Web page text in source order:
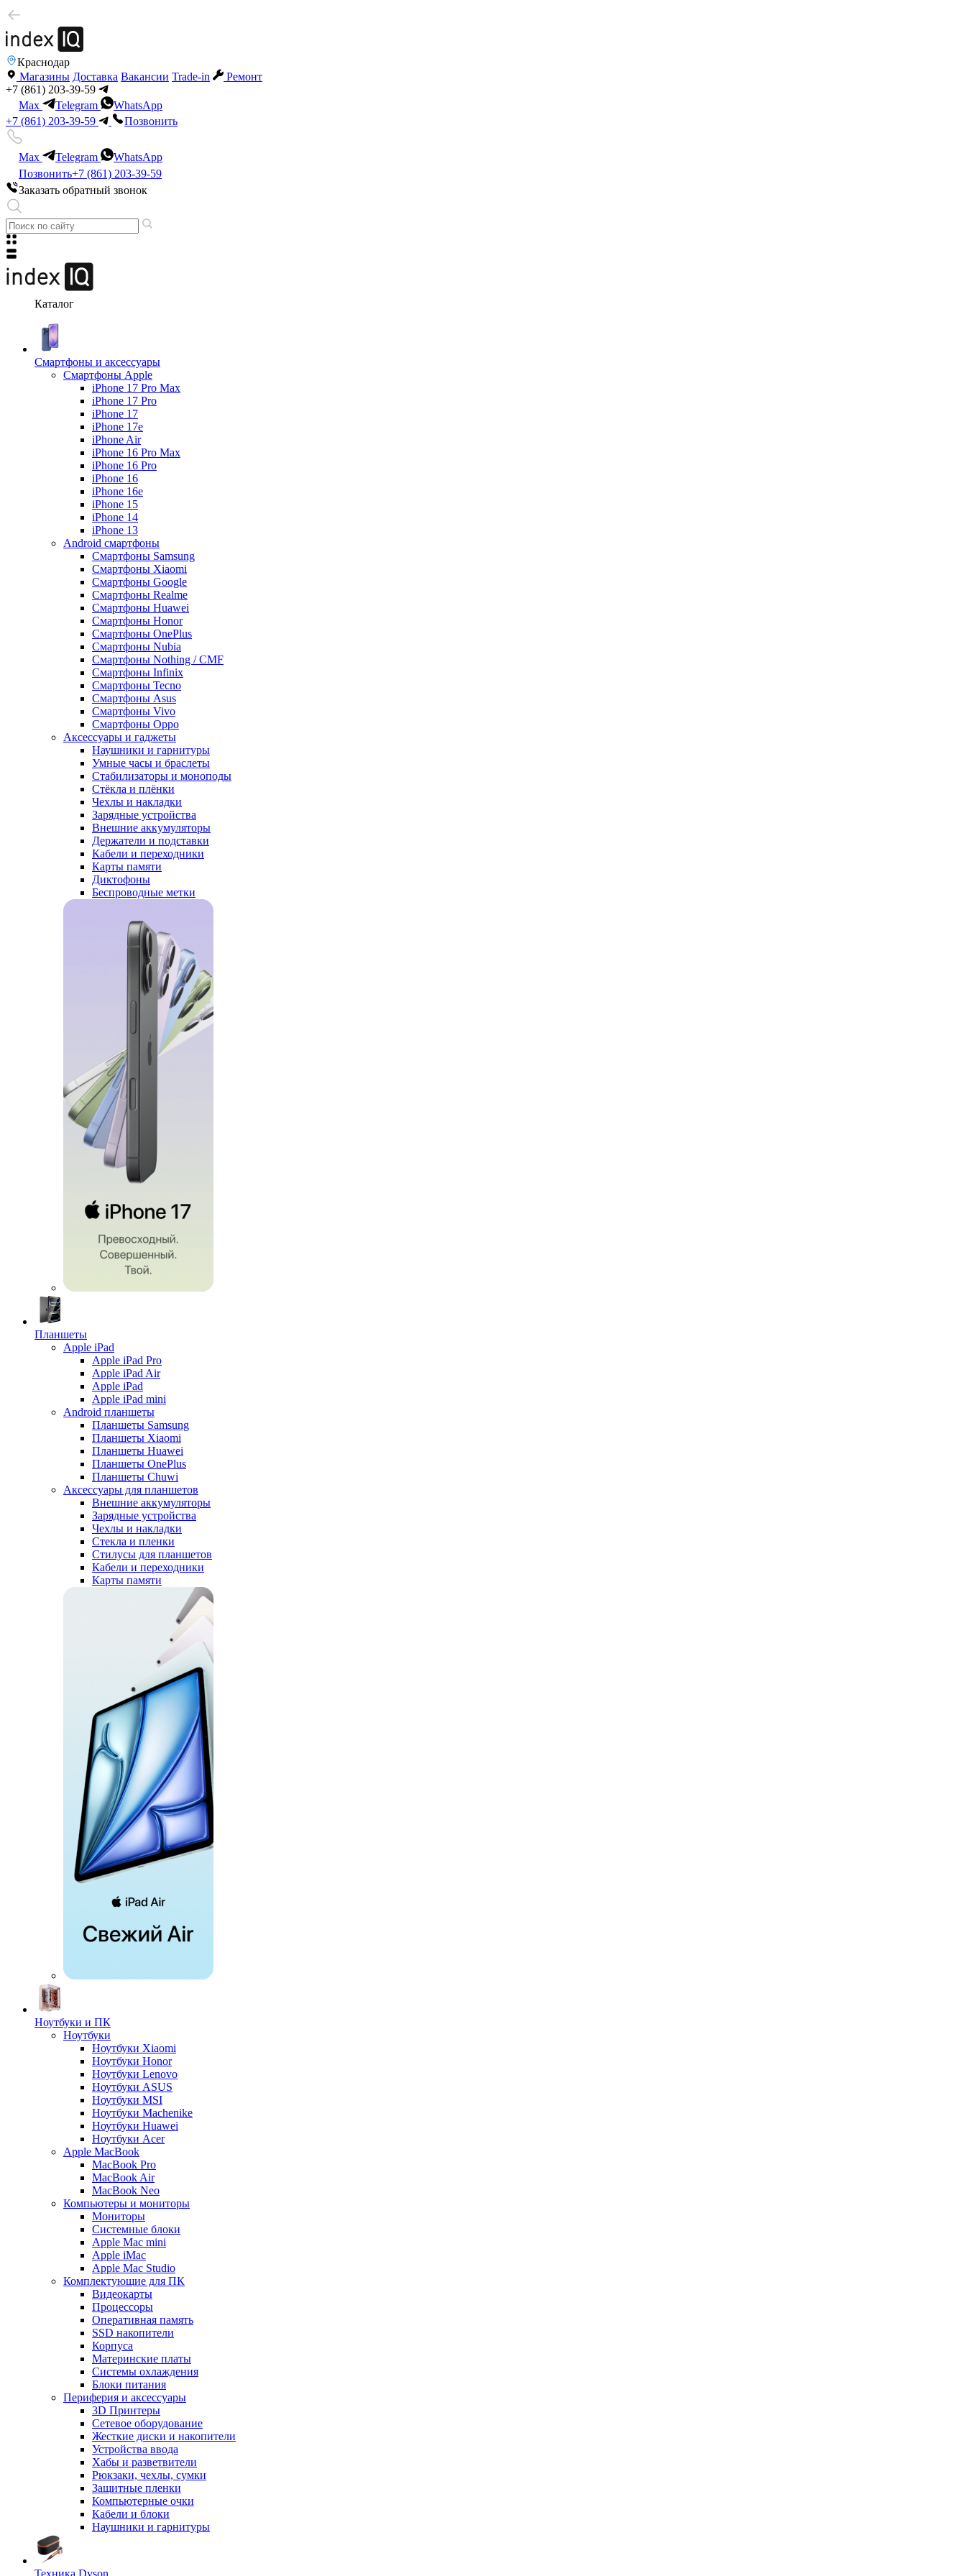
Краснодар
Магазины Доставка Вакансии Trade-in
Ремонт
+7 (861) 203-39-59
Max
Telegram
WhatsApp
+7 (861) 203-39-59
Позвонить
Max Telegram
WhatsApp
Позвонить+7 (861) 203-39-59
Заказать обратный звонок
Каталог
Смартфоны и аксессуары
Смартфоны Apple
iPhone 17 Pro Max
iPhone 17 Pro
iPhone 17
iPhone 17e
iPhone Air
iPhone 16 Pro Max
iPhone 16 Pro
iPhone 16
iPhone 16e
iPhone 15
iPhone 14
iPhone 13
Android cмартфоны
Смартфоны Samsung
Смартфоны Xiaomi
Смартфоны Google
Смартфоны Realme
Смартфоны Huawei
Смартфоны Honor
Смартфоны OnePlus
Смартфоны Nubia
Смартфоны Nothing / CMF
Смартфоны Infinix
Смартфоны Tecno
Смартфоны Asus
Смартфоны Vivo
Смартфоны Oppo
Аксессуары и гаджеты
Наушники и гарнитуры
Умные часы и браслеты
Стабилизаторы и моноподы
Стёкла и плёнки
Чехлы и накладки
Зарядные устройства
Внешние аккумуляторы
Держатели и подставки
Кабели и переходники
Карты памяти
Диктофоны
Беспроводные метки
Планшеты
Apple iPad
Apple iPad Pro
Apple iPad Air
Apple iPad
Apple iPad mini
Android планшеты
Планшеты Samsung
Планшеты Xiaomi
Планшеты Huawei
Планшеты OnePlus
Планшеты Chuwi
Аксессуары для планшетов
Внешние аккумуляторы
Зарядные устройства
Чехлы и накладки
Стекла и пленки
Стилусы для планшетов
Кабели и переходники
Карты памяти
Ноутбуки и ПК
Ноутбуки
Ноутбуки Xiaomi
Ноутбуки Honor
Ноутбуки Lenovo
Ноутбуки ASUS
Ноутбуки MSI
Ноутбуки Machenike
Ноутбуки Huawei
Ноутбуки Acer
Apple MacBook
MacBook Pro
MacBook Air
MacBook Neo
Компьютеры и мониторы
Мониторы
Системные блоки
Apple Mac mini
Apple iMac
Apple Mac Studio
Комплектующие для ПК
Видеокарты
Процессоры
Оперативная память
SSD накопители
Корпуса
Материнские платы
Системы охлаждения
Блоки питания
Периферия и аксессуары
3D Принтеры
Сетевое оборудование
Жесткие диски и накопители
Устройства ввода
Хабы и разветвители
Рюкзаки, чехлы, сумки
Защитные пленки
Компьютерные очки
Кабели и блоки
Наушники и гарнитуры
Техника Dyson